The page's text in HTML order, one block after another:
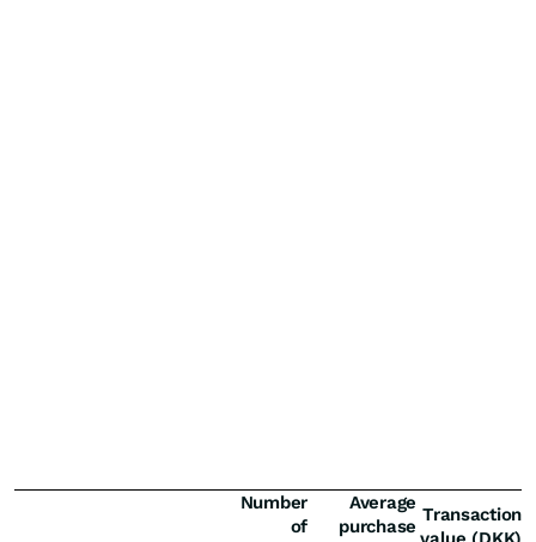
Number
of
Average
purchase
Transaction